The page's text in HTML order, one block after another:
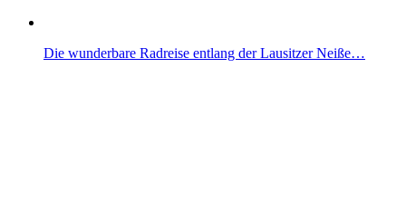
Die wunderbare Radreise entlang der Lausitzer Neiße…